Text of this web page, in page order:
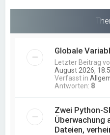
Globale
Letzter Beitrag
August 2026,
Verfasst in
Antworten: 8
Zwei Python-
Überwachung
Dateien,